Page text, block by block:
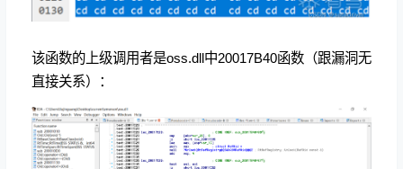
该函数的上级调用者是oss.dll中20017B40函数（跟漏洞无
直接关系）：